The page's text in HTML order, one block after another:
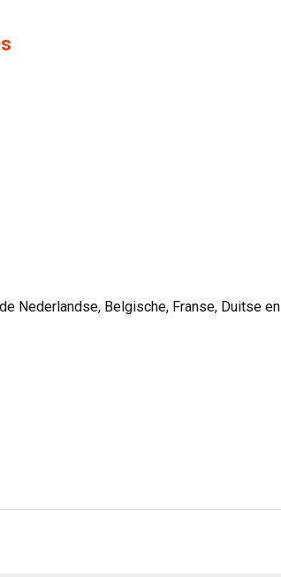
Nederlandse, Belgische, Franse, Duitse en